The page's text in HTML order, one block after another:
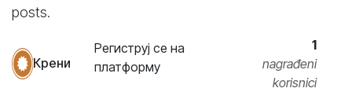
posts.
Крени
Региструј се на
платформу
1
nagrađeni
korisnici